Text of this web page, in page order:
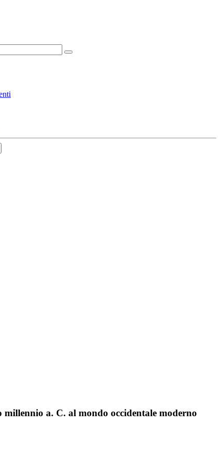
a. C. al mondo occidentale moderno